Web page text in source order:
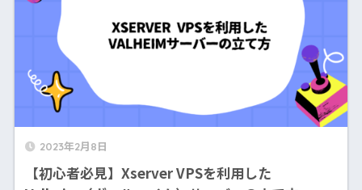
2023年2月8日
【初心者必見】Xserver VPSを利用した